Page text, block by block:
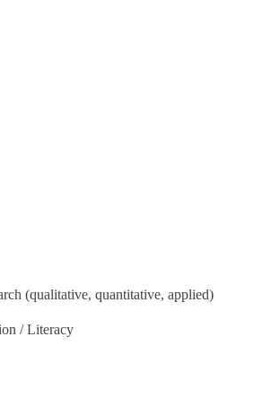
(qualitative, quantitative, applied)
/ Literacy